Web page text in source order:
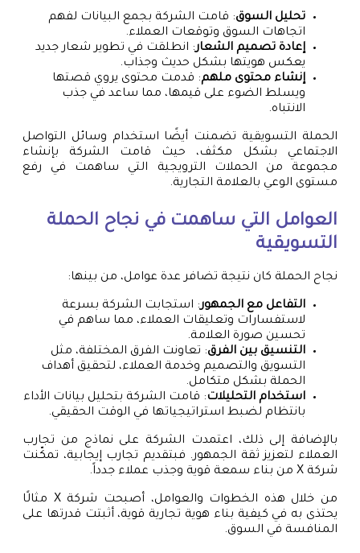
تحليل السوق: قامت الشركة بجمع البيانات لفهم
اتجاهات السوق وتوقعات العملاء.
إعادة تصميم الشعار: انطلقت في تطوير شعار جديد
يعكس هويتها بشكل حديث وجذاب.
إنشاء محتوى ملهم: قدمت محتوى يروي قصتها
ويسلط الضوء على قيمها، مما ساعد في جذب
الانتباه.
الحملة التسويقية تضمنت أيضًا استخدام وسائل التواصل
الاجتماعي بشكل مكثف، حيث قامت الشركة بإنشاء
مجموعة من الحملات الترويجية التي ساهمت في رفع
مستوى الوعي بالعلامة التجارية.
العوامل التي ساهمت في نجاح الحملة
التسويقية
نجاح الحملة كان نتيجة تضافر عدة عوامل، من بينها:
التفاعل مع الجمهور: استجابت الشركة بسرعة
لاستفسارات وتعليقات العملاء، مما ساهم في
تحسين صورة العلامة.
التنسيق بين الفرق: تعاونت الفرق المختلفة، مثل
التسويق والتصميم وخدمة العملاء، لتحقيق أهداف
الحملة بشكل متكامل.
استخدام التحليلات: قامت الشركة بتحليل بيانات الأداء
بانتظام لضبط استراتيجياتها في الوقت الحقيقي.
بالإضافة إلى ذلك، اعتمدت الشركة على نماذج من تجارب
العملاء لتعزيز ثقة الجمهور. فبتقديم تجارب إيجابية، تمكّنت
شركة X من بناء سمعة قوية وجذب عملاء جدداً.
من خلال هذه الخطوات والعوامل، أصبحت شركة X مثالًا
يحتذى به في كيفية بناء هوية تجارية قوية، أثبتت قدرتها على
المنافسة في السوق.